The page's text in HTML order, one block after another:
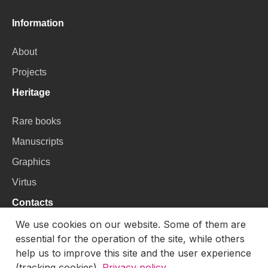
Information
About
Projects
Heritage
Rare books
Manuscripts
Graphics
Virtus
Contacts
VU Library
Universiteto g. 3, LT-01122, Vilnius
We use cookies on our website. Some of them are
essential for the operation of the site, while others
help us to improve this site and the user experience